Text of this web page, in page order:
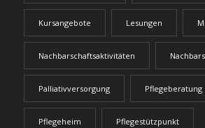
Kursangebote Lesungen
Nachbarschaftsaktivitäten
Palliativversorgung Pflegeberatung
Pflegeheim Pflegestützpunkt